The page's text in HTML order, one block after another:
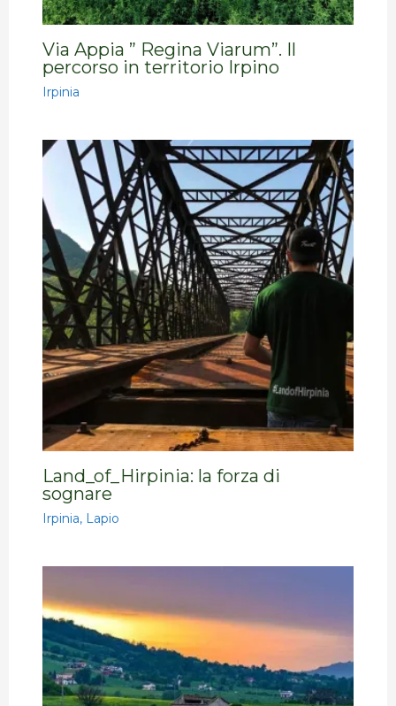
Via Appia ” Regina Viarum”. Il
percorso in territorio Irpino
Irpinia
Land_of_Hirpinia: la forza di
sognare
Irpinia, Lapio